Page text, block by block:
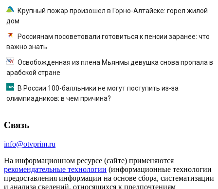
Крупный пожар произошел в Горно-Алтайске: горел жилой
дом
Россиянам посоветовали готовиться к пенсии заранее: что
важно знать
Освобожденная из плена Мьянмы девушка снова пропала в
арабской стране
В России 100-балльники не могут поступить из-за
олимпиадников: в чем причина?
Связь
info@otvprim.ru
На информационном ресурсе (сайте) применяются
рекомендательные технологии (информационные технологии
предоставления информации на основе сбора, систематизации
и анализа сведений, относящихся к предпочтениям